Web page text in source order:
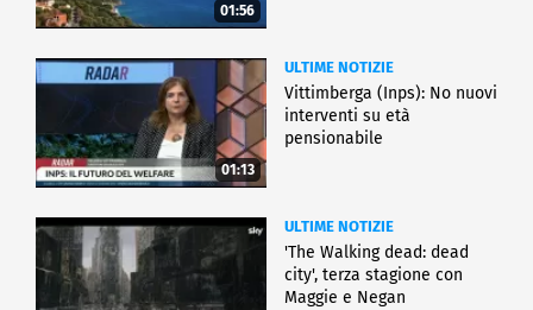
01:56
01:13
ULTIME NOTIZIE
Vittimberga (Inps): No nuovi
interventi su età
pensionabile
ULTIME NOTIZIE
'The Walking dead: dead
city', terza stagione con
Maggie e Negan